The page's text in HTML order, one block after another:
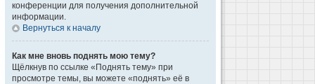
конференции для получения дополнительной
информации.
Вернуться к началу
Как мне вновь поднять мою тему?
Щёлкнув по ссылке «Поднять тему» при
просмотре темы, вы можете «поднять» её в